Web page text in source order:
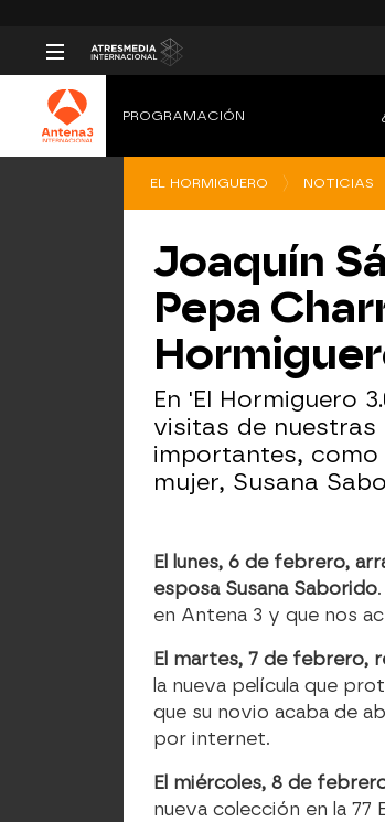
PROGRAMACIÓN
EL HORMIGUERO NOTICIAS
Joaquín
Pepa
En 'El Hormiguero
visitas de nuestras
importantes, como
mujer, Susana
El lunes, 6 de febrero,
esposa Susana Saborido
en Antena 3 y que nos
El martes, 7 de febrero,
la nueva película que
que su novio acaba de
por internet.
El miércoles, 8 de
nueva colección en la